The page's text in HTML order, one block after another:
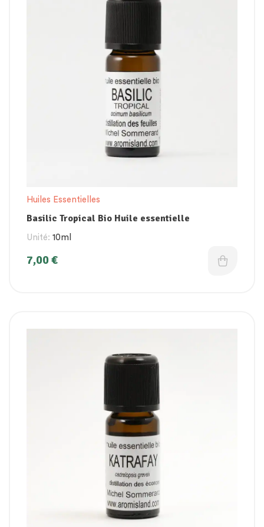
Huiles Essentielles
Basilic Tropical Bio Huile essentielle
Unité: 10ml
7,00€